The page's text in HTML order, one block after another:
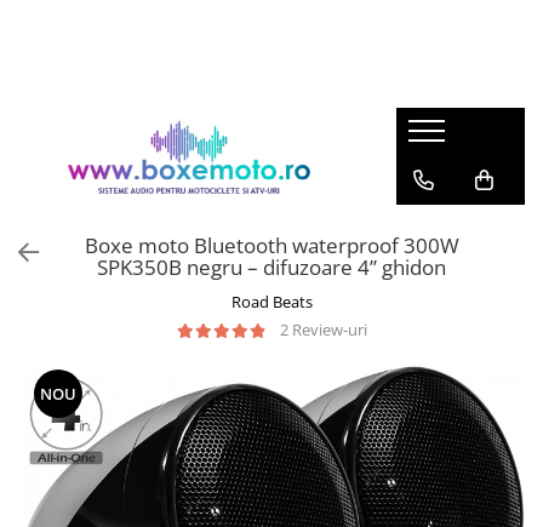
Boxe moto Bluetooth waterproof 300W
SPK350B negru – difuzoare 4” ghidon
Road Beats
2 Review-uri
NOU